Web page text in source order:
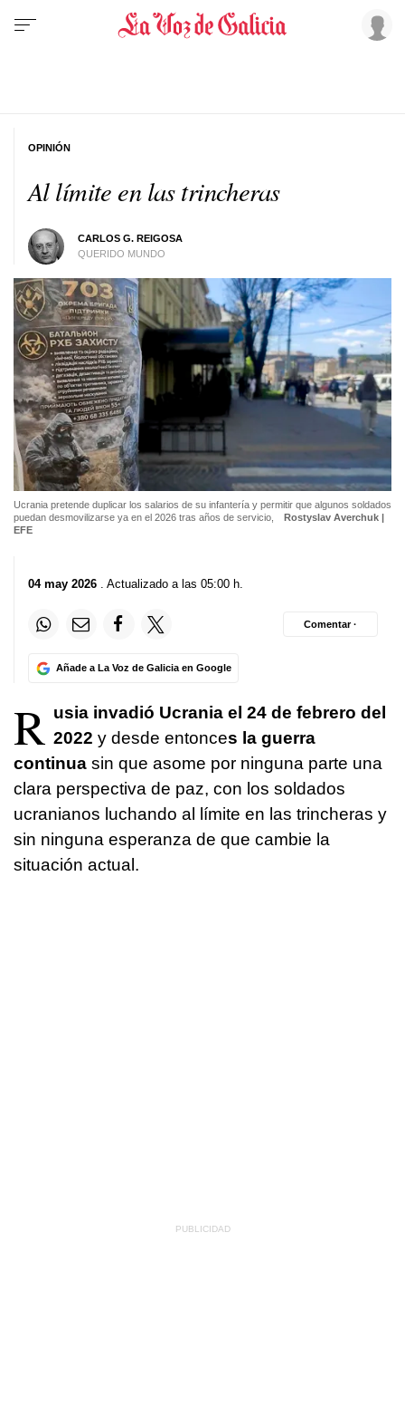
Al límite en las trincheras
CARLOS G. REIGOSA
QUERIDO MUNDO
OPINIÓN
Ucrania pretende duplicar los salarios de su infantería y permitir que algunos soldados
puedan desmovilizarse ya en el 2026 tras años de servicio,
Rostyslav Averchuk |
EFE
04 may 2026 . Actualizado a las 05:00 h.
Añade a La Voz de Galicia en Google
Comentar ·
R usia invadió Ucrania el 24 de febrero del
2022 y desde entonces la guerra
continua sin que asome por ninguna parte una
clara perspectiva de paz, con los soldados
ucranianos luchando al límite en las trincheras y
sin ninguna esperanza de que cambie la
situación actual.